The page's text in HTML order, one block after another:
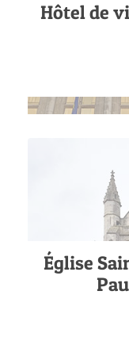
Hôtel de
Église